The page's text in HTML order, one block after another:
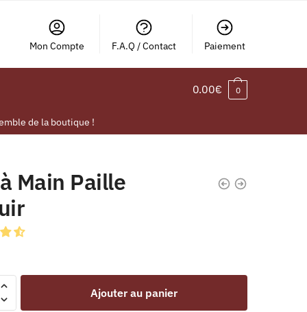
Mon Compte F.A.Q / Contact Paiement
0.00€ 0
de la boutique !
Main Paille
Ajouter au panier